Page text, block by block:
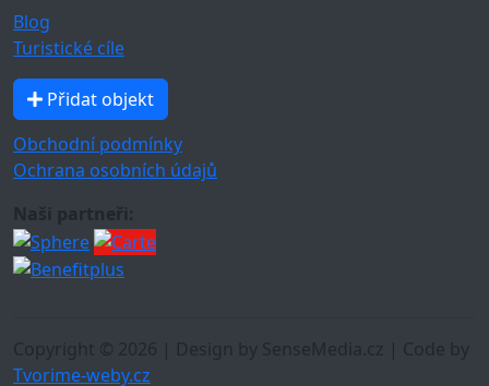
Blog
Turistické cíle
Přidat objekt
Obchodní podmínky
Ochrana osobních údajů
Naši partneři:
Copyright © 2026 | Design by SenseMedia.cz | Code by
Tvorime-weby.cz